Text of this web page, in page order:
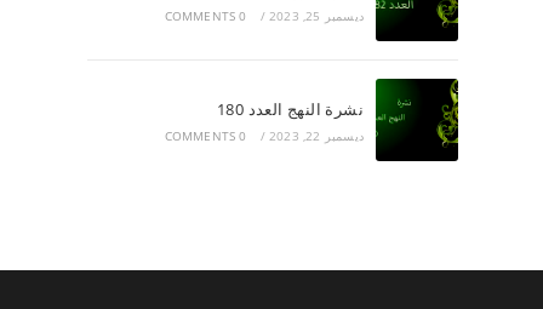
ديسمبر 25, 2023 /
0 COMMENTS
نشرة النهج العدد 180
ديسمبر 22, 2023 /
0 COMMENTS